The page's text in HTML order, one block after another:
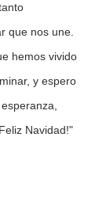
que nos une.
hemos vivido
y espero
Navidad!"